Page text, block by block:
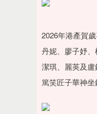
2026年港產賀
丹妮、廖子妤
潔琪、麗英及
篤笑匠子華神